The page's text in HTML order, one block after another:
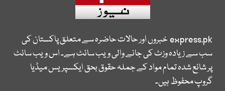
express.pkخبروں اور حالات حاضرہ سے متعلق پاکستان کی
سب سے زیادہ وزٹ کی جانے والی ویب سائٹ ہے۔ اس ویب سائٹ
پر شائع شدہ تمام مواد کے جملہ حقوق بحق ایکسپریس میڈیا
گروپ محفوظ ہیں۔